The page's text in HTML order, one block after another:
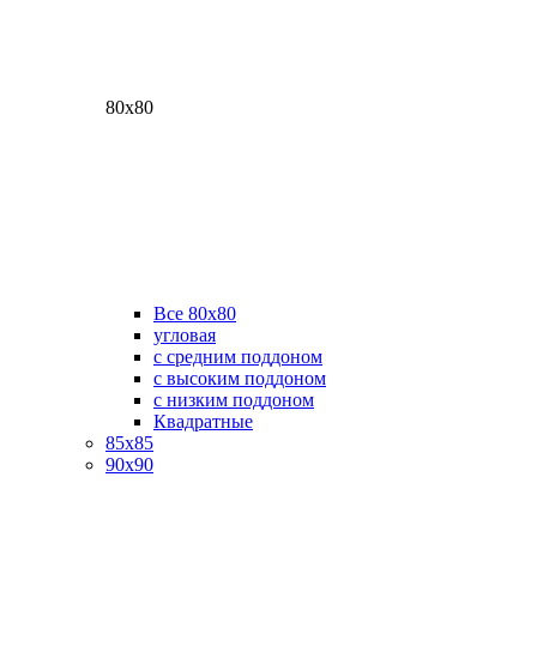
80х80
Все 80х80
угловая
с средним поддоном
с высоким поддоном
с низким поддоном
Квадратные
85х85
90х90